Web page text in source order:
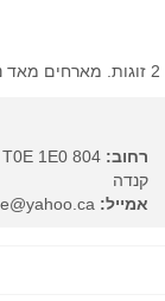
רחוב:
קנדה
אמייל: